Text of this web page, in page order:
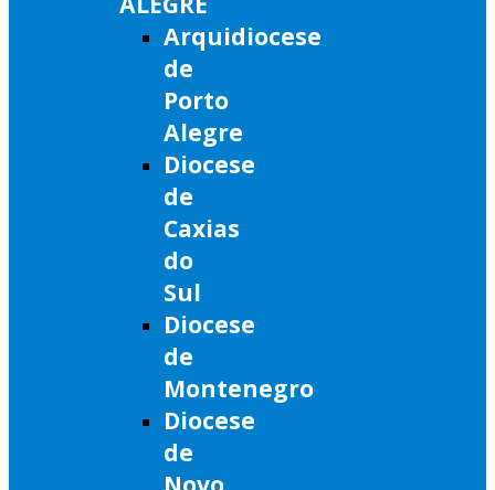
Arquidiocese
de
Porto
Alegre
Diocese
de
Caxias
do
Sul
Diocese
de
Montenegro
Diocese
de